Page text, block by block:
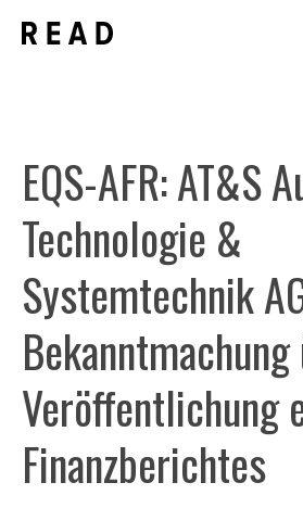
Inhalt
EQS-AFR: AT&S
Technologie &
Systemtechnik
Veröffentlichung
Finanzberichtes